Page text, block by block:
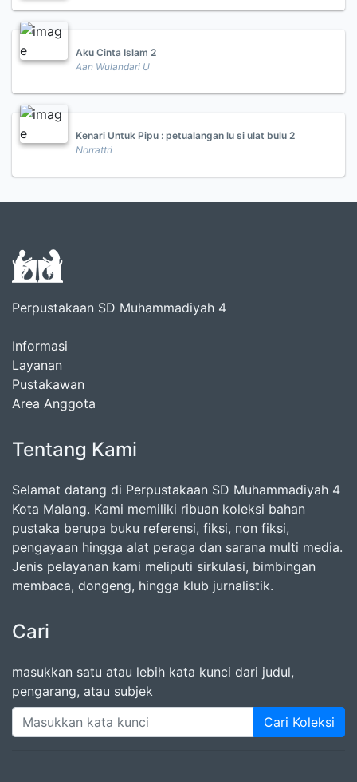
Aku Cinta Islam 2
Aan Wulandari U
Kenari Untuk Pipu : petualangan lu si ulat bulu 2
Norrattri
Perpustakaan SD Muhammadiyah 4
Informasi
Layanan
Pustakawan
Area Anggota
Tentang Kami
Selamat datang di Perpustakaan SD Muhammadiyah 4
Kota Malang. Kami memiliki ribuan koleksi bahan
pustaka berupa buku referensi, fiksi, non fiksi,
pengayaan hingga alat peraga dan sarana multi media.
Jenis pelayanan kami meliputi sirkulasi, bimbingan
membaca, dongeng, hingga klub jurnalistik.
Cari
masukkan satu atau lebih kata kunci dari judul,
pengarang, atau subjek
Cari Koleksi